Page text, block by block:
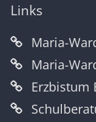
Links
Maria-
Maria-
Erzbistum